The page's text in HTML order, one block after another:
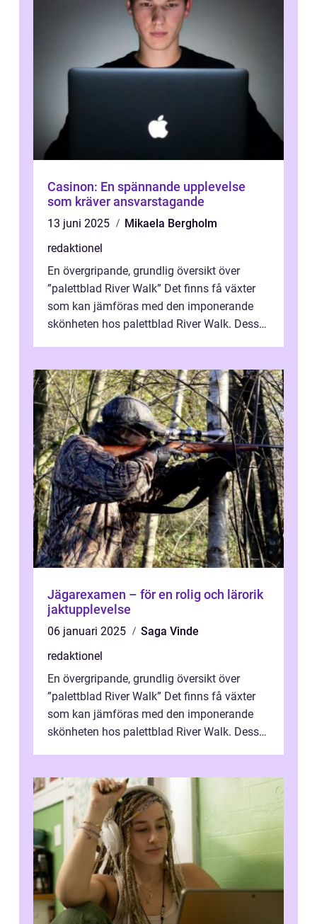
Casinon: En spännande upplevelse
som kräver ansvarstagande
13 juni 2025
Mikaela Bergholm
redaktionel
En övergripande, grundlig översikt över
”palettblad River Walk” Det finns få växter
som kan jämföras med den imponerande
skönheten hos palettblad River Walk. Dess
Jägarexamen – för en rolig och lärorik
jaktupplevelse
06 januari 2025
Saga Vinde
redaktionel
En övergripande, grundlig översikt över
”palettblad River Walk” Det finns få växter
som kan jämföras med den imponerande
skönheten hos palettblad River Walk. Dess